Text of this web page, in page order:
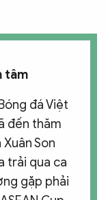
tâm
đá Việt
đến thăm
Son
trải qua ca
gặp phải